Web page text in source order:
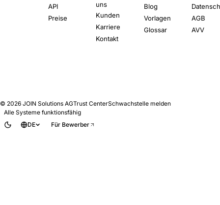
API
Preise
uns
Kunden
Karriere
Kontakt
Blog
Vorlagen
Glossar
AGB
AVV
© 2026 JOIN Solutions AGTrust CenterSchwachstelle melden
Alle Systeme funktionsfähig
DE
Für Bewerber